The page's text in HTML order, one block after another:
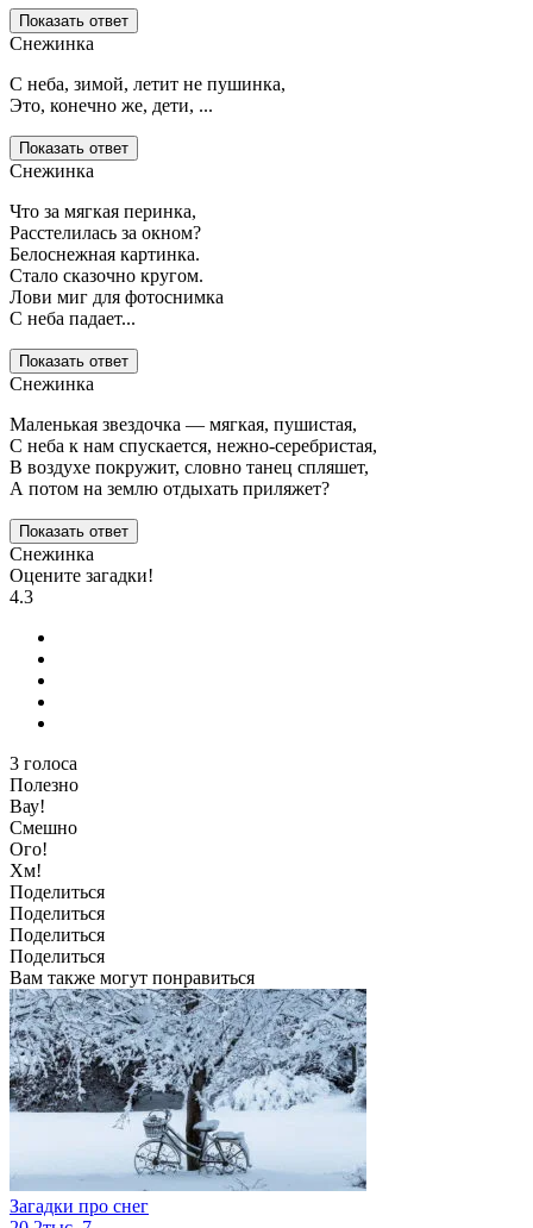
Показать ответ
Снежинка
С неба, зимой, летит не пушинка,
Это, конечно же, дети, ...
Показать ответ
Снежинка
Что за мягкая перинка,
Расстелилась за окном?
Белоснежная картинка.
Стало сказочно кругом.
Лови миг для фотоснимка
С неба падает...
Показать ответ
Снежинка
Маленькая звездочка — мягкая, пушистая,
С неба к нам спускается, нежно-серебристая,
В воздухе покружит, словно танец спляшет,
А потом на землю отдыхать приляжет?
Показать ответ
Снежинка
Оцените загадки!
4.3
3 голоса
Полезно
Вау!
Смешно
Ого!
Хм!
Поделиться
Поделиться
Поделиться
Поделиться
Вам также могут понравиться
Загадки про снег